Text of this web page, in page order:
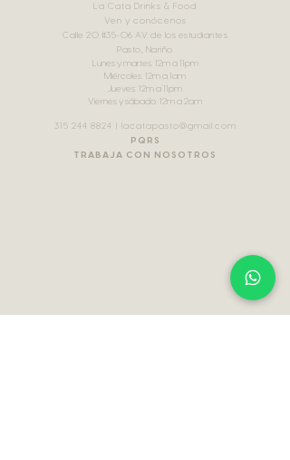
La Cata Drinks & Food
Ven y conócenos
Calle 20 #35-06 AV. de los estudiantes
Pasto, Nariño
Lunes y martes: 12m a 11pm
Miércoles: 12m a 1am
Jueves: 12m a 11pm
Viernes y sábado: 12m a 2am
315 244 8824 | lacatapasto@gmail.com
PQRS
TRABAJA CON NOSOTROS